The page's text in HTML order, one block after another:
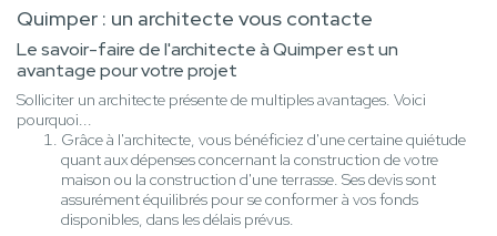
Quimper : un architecte vous contacte
Le savoir-faire de l'architecte à Quimper est un
avantage pour votre projet
Solliciter un architecte présente de multiples avantages. Voici
pourquoi...
Grâce à l'architecte, vous bénéficiez d'une certaine quiétude
quant aux dépenses concernant la construction de votre
maison ou la construction d'une terrasse. Ses devis sont
assurément équilibrés pour se conformer à vos fonds
disponibles, dans les délais prévus.